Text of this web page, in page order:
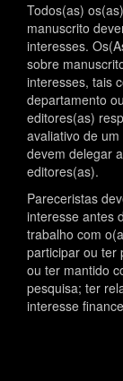
Todos(as)
manuscrito
interesses.
sobre
interesses, tais
departamento
editores(as)
avaliativo de
devem delegar
editores(as).
Pareceristas
interesse antes
trabalho com
participar ou ter
ou ter mantido
pesquisa; ter
interesse